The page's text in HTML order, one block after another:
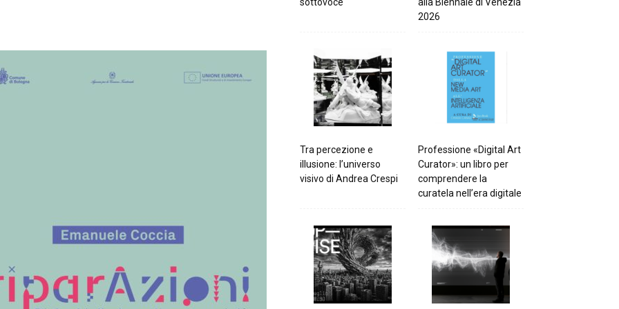
2026
Tra percezione e
illusione: l’universo
visivo di Andrea Crespi
Professione «Digital Art
Curator»: un libro per
comprendere la
curatela nell’era digitale